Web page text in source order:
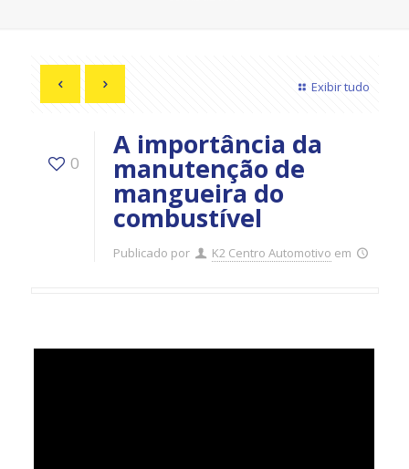
Exibir tudo
0
A importância da
manutenção de
mangueira do
combustível
Publicado por K2 Centro Automotivo em